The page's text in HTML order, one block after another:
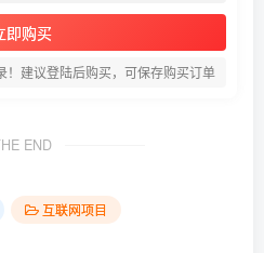
即购买
！建议登陆后购买，可保存购买订单
END
互联网项目